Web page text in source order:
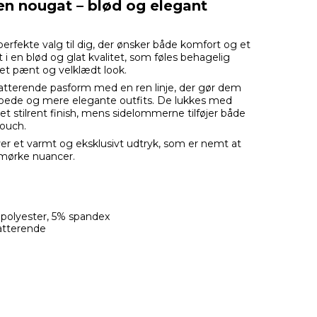
nougat – blød og elegant
valg til dig, der ønsker både komfort og et
en blød og glat kvalitet, som føles behagelig
pænt og velklædt look.
pasform med en ren linje, der gør dem
og mere elegante outfits. De lukkes med
stilrent finish, mens sidelommerne tilføjer både
et varmt og eksklusivt udtryk, som er nemt at
nuancer.
5% spandex